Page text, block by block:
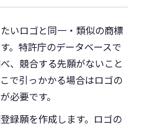
いロゴと同一・類似の商標
。特許庁のデータベースで
、競合する先願がないこと
で引っかかる場合はロゴの
必要です。
登録願を作成します。ロゴの